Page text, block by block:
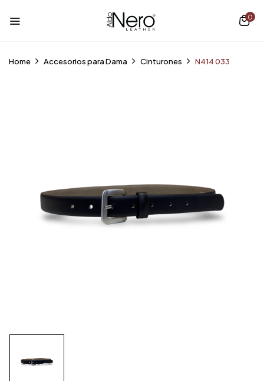
0
Home Accesorios para Dama Cinturones N414 033